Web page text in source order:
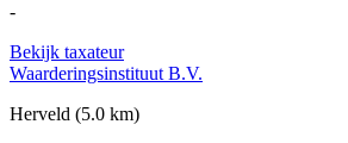
-
Bekijk taxateur
Waarderingsinstituut B.V.
Herveld (5.0 km)